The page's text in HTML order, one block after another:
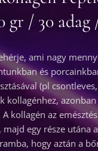
gr / 30 adag
ami nagy
és
(pl
kollagénhez,
kollagén az
egy része utána
hogy aztán a